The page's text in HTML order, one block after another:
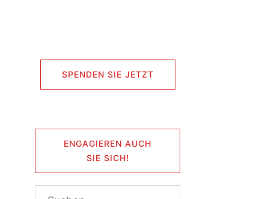
SPENDEN SIE JETZT
ENGAGIEREN AUCH
SIE SICH!